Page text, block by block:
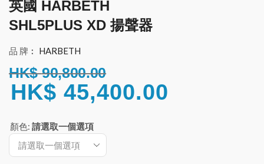
英國 HARBETH
SHL5PLUS XD 揚聲器
品 牌︰ HARBETH
HK$90,800.00
HK$ 45,400.00
顏色: 請選取一個選項